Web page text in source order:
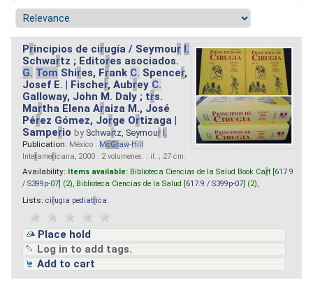
Principios de cirugía / Seymour I.
Schwartz ; Editores asociados.
G. Tom Shires, Frank C. Spencer,
Josef E. | Fischer, Aubrey C.
Galloway, John M. Daly ; trs.
Martha Elena Araiza M., José
Pérez Gómez, Jorge Ortizaga |
Samperio by Schwartz, Seymour I.
Publication: México : McGraw-Hill
Interamericana, 2000 . 2 volumenes. : il. ; 27 cm.
Availability: Items available: Biblioteca Ciencias de la Salud Book Cart [ 617.9
/ S399p-07 ] (2), Biblioteca Ciencias de la Salud [ 617.9 / S399p-07 ] (2),
Lists: cirugia pediatrica
Place hold
Log in to add tags.
Add to cart